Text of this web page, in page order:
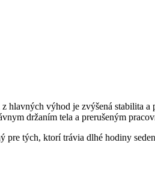
hlavných výhod je zvýšená stabilita
držaním tela a prerušeným
tých, ktorí trávia dlhé hodiny